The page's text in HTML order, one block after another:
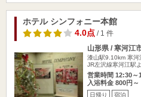
ホテル シンフォニー本館
4.0点/ 1 件
山形県 / 寒河江
漆山駅9.10km 寒河
JR左沢線寒河江駅
営業時間 12:30～
入浴料金 800円～
日帰り 宿泊